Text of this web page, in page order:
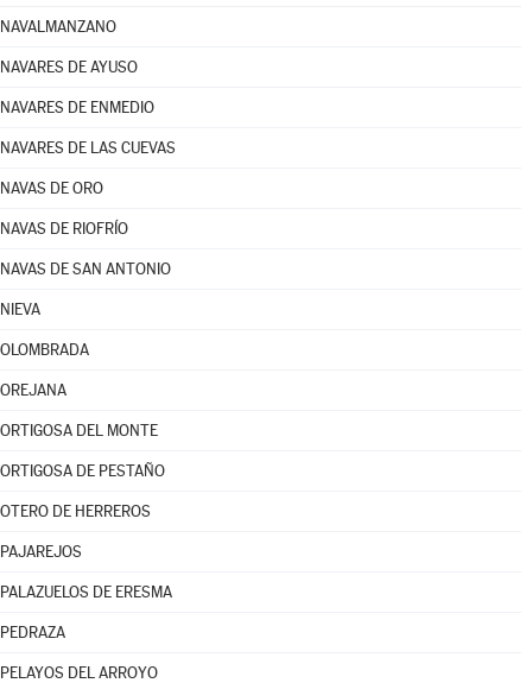
NAVALMANZANO
NAVARES DE AYUSO
NAVARES DE ENMEDIO
NAVARES DE LAS CUEVAS
NAVAS DE ORO
NAVAS DE RIOFRÍO
NAVAS DE SAN ANTONIO
NIEVA
OLOMBRADA
OREJANA
ORTIGOSA DEL MONTE
ORTIGOSA DE PESTAÑO
OTERO DE HERREROS
PAJAREJOS
PALAZUELOS DE ERESMA
PEDRAZA
PELAYOS DEL ARROYO